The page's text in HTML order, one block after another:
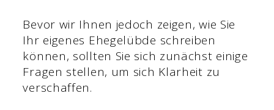
Bevor wir Ihnen jedoch zeigen, wie Sie
Ihr eigenes Ehegelübde schreiben
können, sollten Sie sich zunächst einige
Fragen stellen, um sich Klarheit zu
verschaffen.